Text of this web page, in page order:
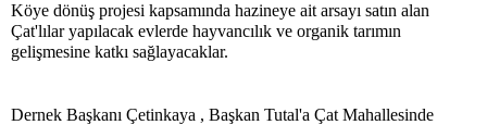
Köye dönüş projesi kapsamında hazineye ait arsayı satın alan
Çat'lılar yapılacak evlerde hayvancılık ve organik tarımın
gelişmesine katkı sağlayacaklar.
Dernek Başkanı Çetinkaya , Başkan Tutal'a Çat Mahallesinde